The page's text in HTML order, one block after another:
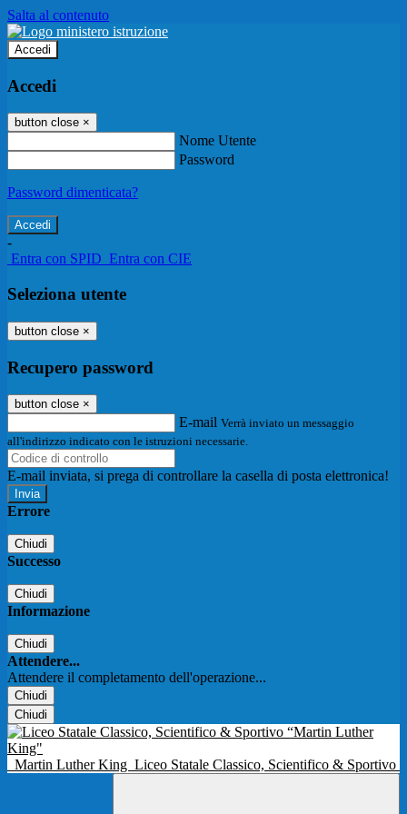
Salta al contenuto
Accedi
Accedi
button close ×
Nome Utente
Password
Password dimenticata?
-
Entra con SPID Entra con CIE
Seleziona utente
button close ×
Recupero password
button close ×
E-mail Verrà inviato un messaggio
all'indirizzo indicato con le istruzioni necessarie.
E-mail inviata, si prega di controllare la casella di posta elettronica!
Errore
Chiudi
Successo
Chiudi
Informazione
Chiudi
Attendere...
Attendere il completamento dell'operazione...
Chiudi
Chiudi
Martin Luther King Liceo Statale Classico, Scientifico & Sportivo